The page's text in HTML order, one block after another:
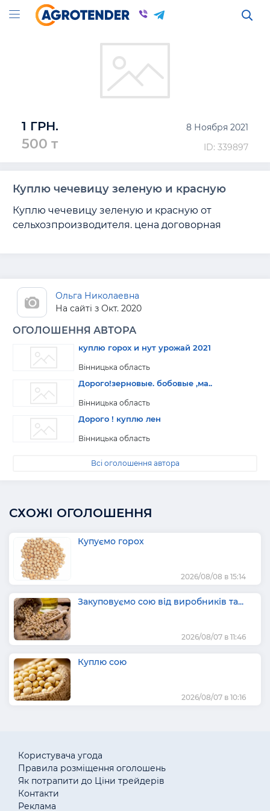
1 ГРН. 8 Ноября 2021
500 т ID: 339897
Куплю чечевицу зеленую и красную
Куплю чечевицу зеленую и красную от
сельхозпроизводителя. цена договорная
Ольга Николаевна
На сайті з Окт. 2020
ОГОЛОШЕННЯ АВТОРА
куплю горох и нут урожай 2021
Вінницька область
Дорого!зерновые. бобовые ,ма..
Вінницька область
Дорого ! куплю лен
Вінницька область
Всі оголошення автора
СХОЖІ ОГОЛОШЕННЯ
Купуємо горох
2026/08/08 в 15:14
Закуповуємо сою від виробників та...
2026/08/07 в 11:46
Куплю сою
2026/08/07 в 10:16
Користувача угода
Правила розміщення оголошень
Як потрапити до Ціни трейдерів
Контакти
Реклама